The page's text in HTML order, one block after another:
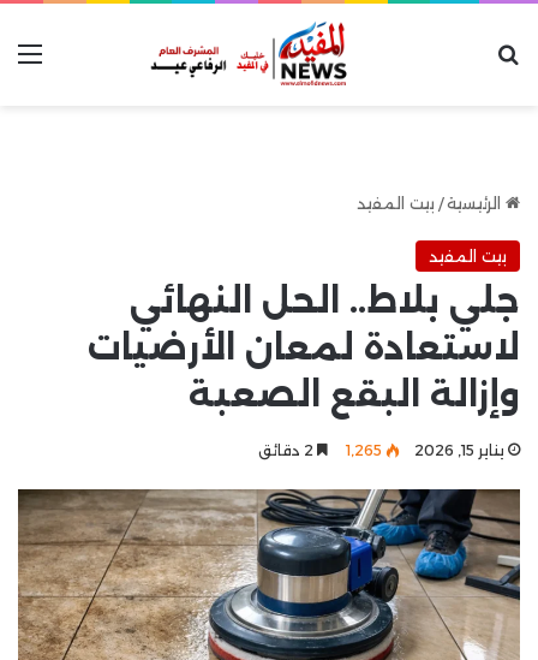
الرئيسية/ بيت المفيد
بيت المفيد
جلي بلاط.. الحل النهائي
لاستعادة لمعان الأرضيات
وإزالة البقع الصعبة
يناير 15, 2026 1٬265